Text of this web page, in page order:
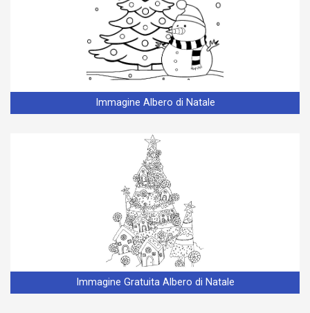
Immagine Albero di Natale
Immagine Gratuita Albero di Natale